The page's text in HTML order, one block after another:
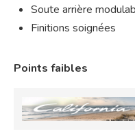
Soute arrière
Finitions soignées
Points faibles